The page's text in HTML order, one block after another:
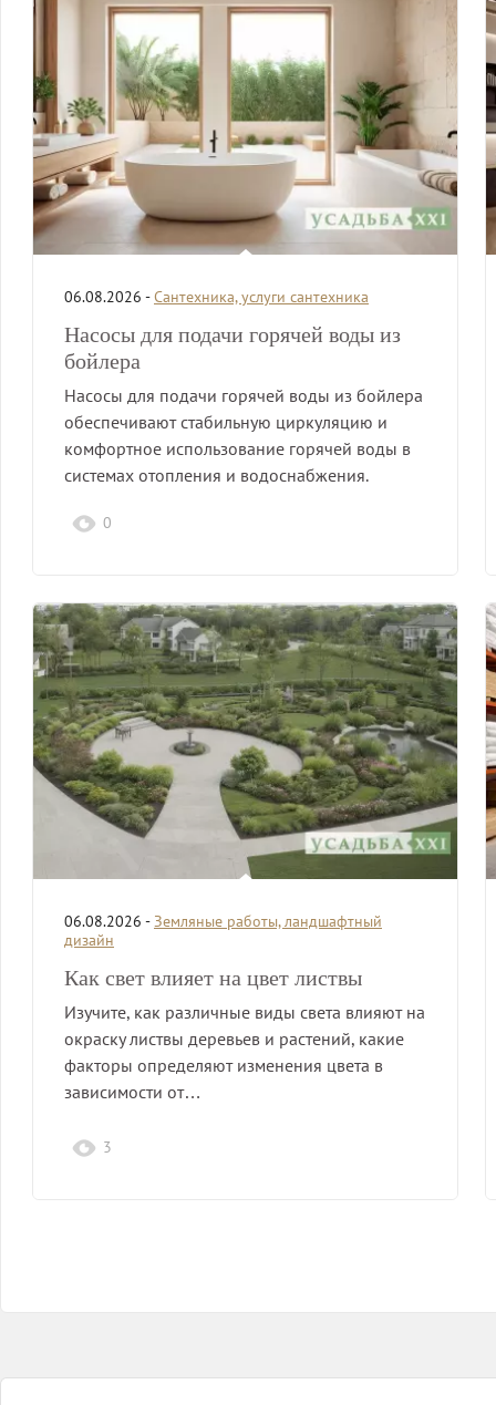
06.08.2026 -Сантехника, услуги сантехника
Насосы для подачи горячей воды из
бойлера
Насосы для подачи горячей воды из бойлера
обеспечивают стабильную циркуляцию и
комфортное использование горячей воды в
системах отопления и водоснабжения.
0
06.08.2026 - Земляные работы, ландшафтный
дизайн
Как свет влияет на цвет листвы
Изучите, как различные виды света влияют на
окраску листвы деревьев и растений, какие
факторы определяют изменения цвета в
зависимости от…
3